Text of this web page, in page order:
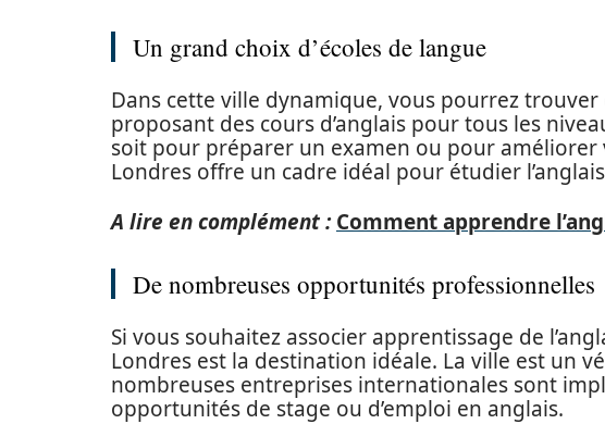
Un grand choix d’écoles de langue
Dans cette ville dynamique, vous pourrez
proposant des cours d’anglais pour tous les
soit pour préparer un examen ou pour améliorer
Londres offre un cadre idéal pour étudier
A lire en complément : Comment apprendre
De nombreuses opportunités professionnelles
Si vous souhaitez associer apprentissage de
Londres est la destination idéale. La ville est un
nombreuses entreprises internationales sont
opportunités de stage ou d’emploi en anglais.